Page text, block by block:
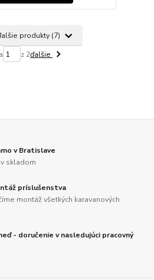
produkty (7)
z 2ďalšie
v Bratislave
skladom
príslušenstva
montáž všetkých karavanových
- doručenie v nasledujúci pracovný